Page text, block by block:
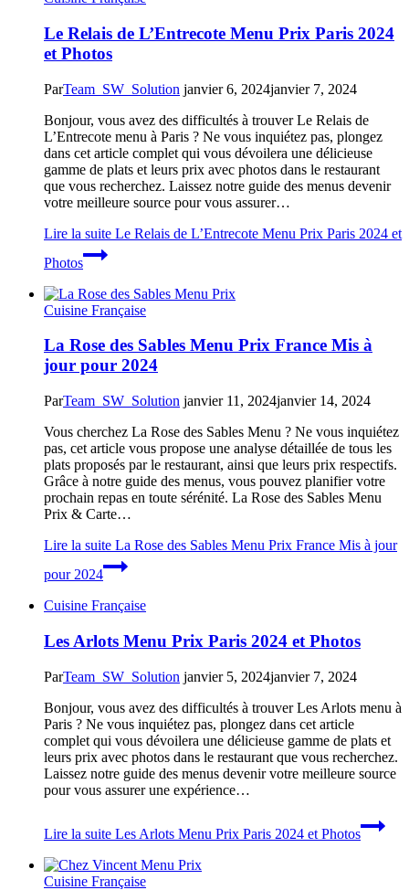
Le Relais de L’Entrecote Menu Prix Paris 2024
et Photos
ParTeam_SW_Solution janvier 6, 2024janvier 7, 2024
Bonjour, vous avez des difficultés à trouver Le Relais de
L’Entrecote menu à Paris ? Ne vous inquiétez pas, plongez
dans cet article complet qui vous dévoilera une délicieuse
gamme de plats et leurs prix avec photos dans le restaurant
que vous recherchez. Laissez notre guide des menus devenir
votre meilleure source pour vous assurer…
Lire la suite Le Relais de L’Entrecote Menu Prix Paris 2024 et
Photos
Cuisine Française
La Rose des Sables Menu Prix France Mis à
jour pour 2024
ParTeam_SW_Solution janvier 11, 2024janvier 14, 2024
Vous cherchez La Rose des Sables Menu ? Ne vous inquiétez
pas, cet article vous propose une analyse détaillée de tous les
plats proposés par le restaurant, ainsi que leurs prix respectifs.
Grâce à notre guide des menus, vous pouvez planifier votre
prochain repas en toute sérénité. La Rose des Sables Menu
Prix & Carte…
Lire la suite La Rose des Sables Menu Prix France Mis à jour
pour 2024
Cuisine Française
Les Arlots Menu Prix Paris 2024 et Photos
ParTeam_SW_Solution janvier 5, 2024janvier 7, 2024
Bonjour, vous avez des difficultés à trouver Les Arlots menu à
Paris ? Ne vous inquiétez pas, plongez dans cet article
complet qui vous dévoilera une délicieuse gamme de plats et
leurs prix avec photos dans le restaurant que vous recherchez.
Laissez notre guide des menus devenir votre meilleure source
pour vous assurer une expérience…
Lire la suite Les Arlots Menu Prix Paris 2024 et Photos
Cuisine Française